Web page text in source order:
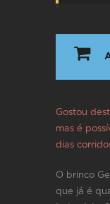
`
Gostou
mas é
dias
O brinco
que já é